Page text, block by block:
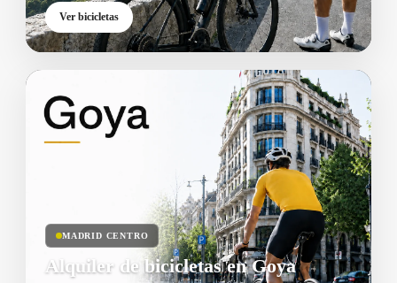
Ver bicicletas
MADRID CENTRO
Alquiler de bicicletas en Goya